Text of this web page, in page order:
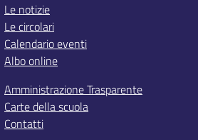
Le notizie
Le circolari
Calendario eventi
Albo online
Amministrazione Trasparente
Carte della scuola
Contatti